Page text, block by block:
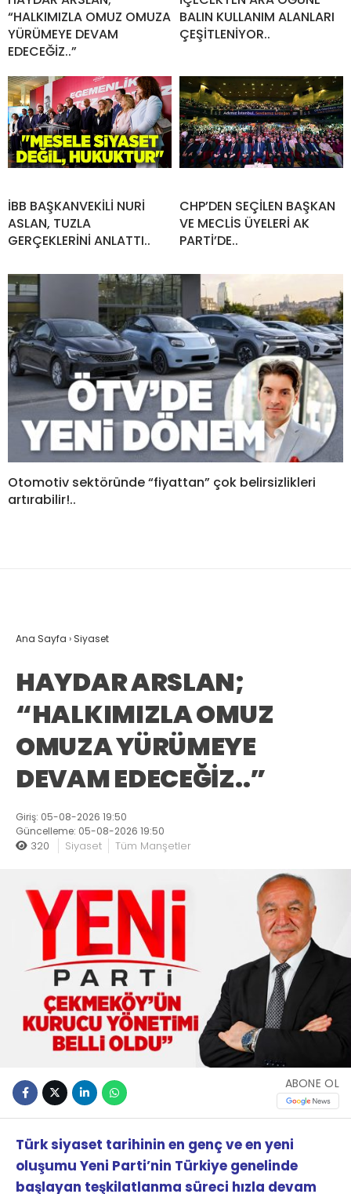
“HALKIMIZLA OMUZ OMUZA
YÜRÜMEYE DEVAM
EDECEĞİZ..”
BALIN KULLANIM ALANLARI
ÇEŞİTLENİYOR..
İBB BAŞKANVEKİLİ NURİ
ASLAN, TUZLA
GERÇEKLERİNİ ANLATTI..
CHP’DEN SEÇİLEN BAŞKAN
VE MECLİS ÜYELERİ AK
PARTİ’DE..
Otomotiv sektöründe “fiyattan” çok belirsizlikleri
artırabilir!..
Ana Sayfa › Siyaset
HAYDAR ARSLAN;
“HALKIMIZLA OMUZ
OMUZA YÜRÜMEYE
DEVAM EDECEĞİZ..”
Giriş: 05-08-2026 19:50
Güncelleme: 05-08-2026 19:50
320 Siyaset Tüm Manşetler
ABONE OL
Türk siyaset tarihinin en genç ve en yeni
oluşumu Yeni Parti’nin Türkiye genelinde
başlayan teşkilatlanma süreci hızla devam